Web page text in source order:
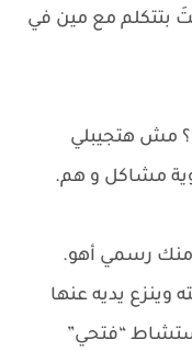
بتتكلم مع مين في
مش هتجيبلي
مشاكل و هم.
منك رسمي أهو.
وينزع يديه عنها
“فتحي”